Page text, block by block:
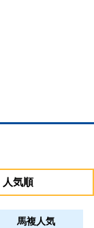
人気順
馬複人気